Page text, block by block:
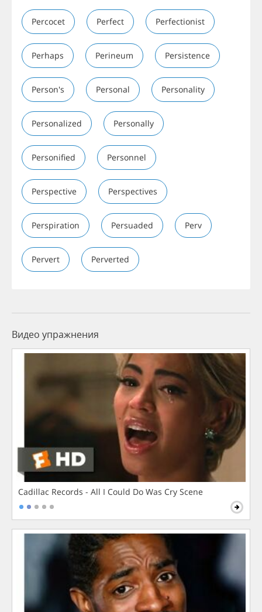
Percocet Perfect Perfectionist
Perhaps Perineum Persistence
Person's Personal Personality
Personalized Personally
Personified Personnel
Perspective Perspectives
Perspiration Persuaded Perv
Pervert Perverted
Видео упражнения
Cadillac Records - All I Could Do Was Cry Scene